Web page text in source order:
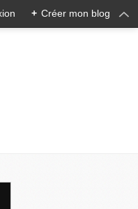
+ Créer mon blog